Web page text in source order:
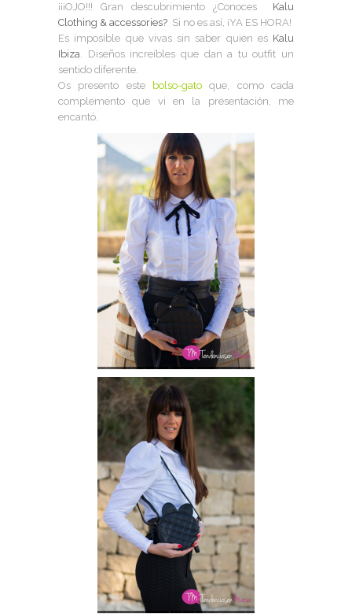
¡¡¡OJO!!! Gran descubrimiento ¿Conoces Kalu
Clothing & accessories? Si no es así, ¡YA ES HORA!
Es imposible que vivas sin saber quien es Kalu
Ibiza. Diseños increíbles que dan a tu outfit un
sentido diferente.
Os presento este bolso-gato que, como cada
complemento que vi en la presentación, me
encantó.